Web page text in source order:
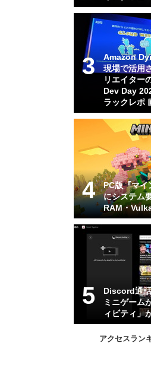
Amazon
現場で活用
リエイター
Dev Day
ラックレポ
PC版『マイ
にシステム
RAM・
Discord通
ミニゲーム
ィビティ」
アクセスラン